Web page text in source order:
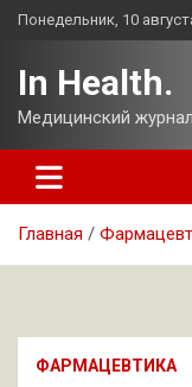
Перейти
Понедельник, 10
In Health.
Медицинский
Главная
ФАРМАЦЕВТИКА